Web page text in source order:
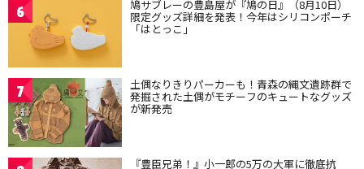
6 鳩サブレーの豊島屋が『鳩の日』（8月10日）
限定グッズ詳細を発表！今年はシリコンポーチ
「はとっこ」
7 土偶なりきりパーカーも！青森の縄文遺跡群で
発掘された土偶がモチーフのキュートなグッズ
が新発売
『豊臣兄弟！』小一郎の5万の大軍に徹底抗